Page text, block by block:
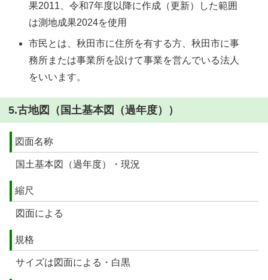
果2011、令和7年度以降に作成（更新）した範囲
は測地成果2024を使用
市民とは、秋田市に住所を有する方、秋田市に事
務所または事業所を設けて事業を営んでいる法人
をいいます。
5.古地図（国土基本図（過年度））
図面名称
国土基本図（過年度）・現況
縮尺
図面による
規格
サイズは図面による・白黒